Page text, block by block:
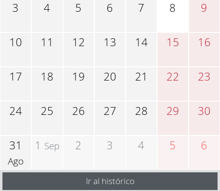
3 4 5 6 7 8 9
10 11 12 13 14 15 16
17 18 19 20 21 22 23
24 25 26 27 28 29 30
31
Ago
1 Sep 2 3 4 5 6
Ir al histórico